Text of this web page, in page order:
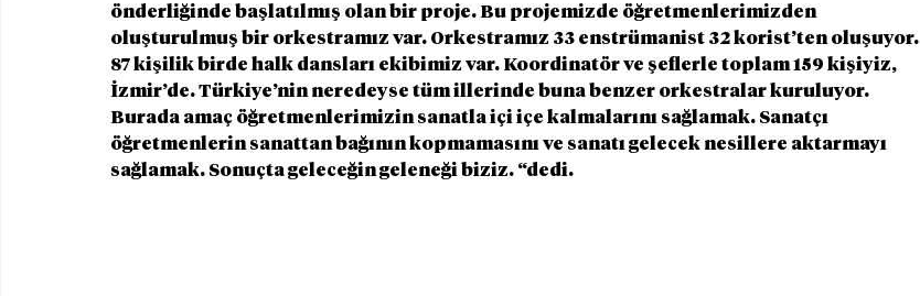
önderliğinde başlatılmış olan bir proje. Bu projemizde öğretmenlerimizden
oluşturulmuş bir orkestramız var. Orkestramız 33 enstrümanist 32 korist’ten oluşuyor.
87 kişilik birde halk dansları ekibimiz var. Koordinatör ve şeflerle toplam 159 kişiyiz,
İzmir’de. Türkiye’nin neredeyse tüm illerinde buna benzer orkestralar kuruluyor.
Burada amaç öğretmenlerimizin sanatla içi içe kalmalarını sağlamak. Sanatçı
öğretmenlerin sanattan bağının kopmamasını ve sanatı gelecek nesillere aktarmayı
sağlamak. Sonuçta geleceğin geleneği biziz. “dedi.